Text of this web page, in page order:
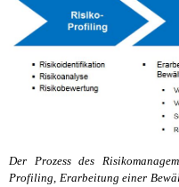
Der Prozess des
Profiling, Erarbeitung einer